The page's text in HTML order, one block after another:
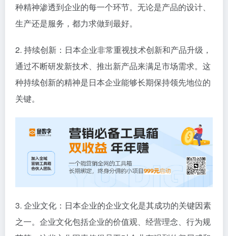
种精神渗透到企业的每一个环节。无论是产品的设计、
生产还是服务，都力求做到最好。
2. 持续创新：日本企业非常重视技术创新和产品升级，
通过不断研发新技术、推出新产品来满足市场需求。这
种持续创新的精神是日本企业能够长期保持领先地位的
关键。
3. 企业文化：日本企业的企业文化是其成功的关键因素
之一。企业文化包括企业的价值观、经营理念、行为规